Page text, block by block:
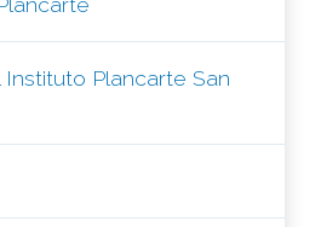
Plancarte San